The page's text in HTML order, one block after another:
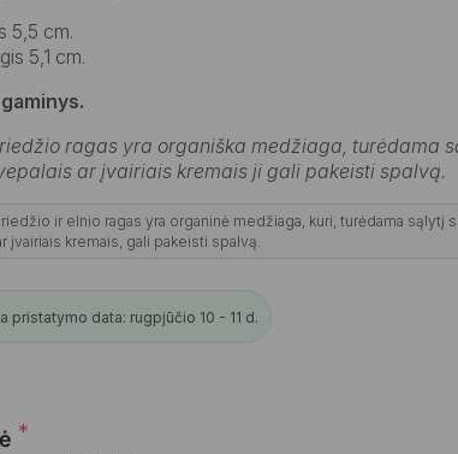
5,5 cm.
5,1 cm.
ragas yra organiška medžiaga, turėdama
ar įvairiais kremais ji gali pakeisti spalvą.
ir elnio ragas yra organinė medžiaga, kuri, turėdama sąlytį
įvairiais kremais, gali pakeisti spalvą.
pristatymo data: rugpjūčio 10 - 11 d.
*